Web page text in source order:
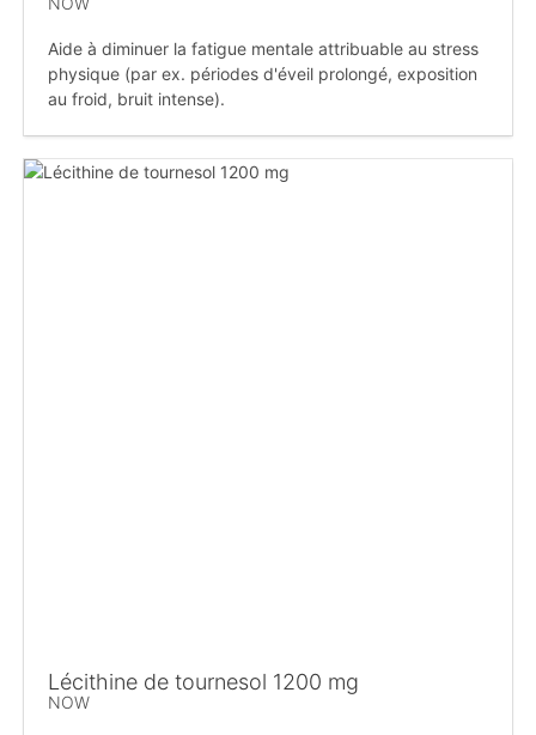
Aide à diminuer la fatigue mentale attribuable au stress
physique (par ex. périodes d'éveil prolongé, exposition
au froid, bruit intense).
Lécithine de tournesol 1200 mg
NOW